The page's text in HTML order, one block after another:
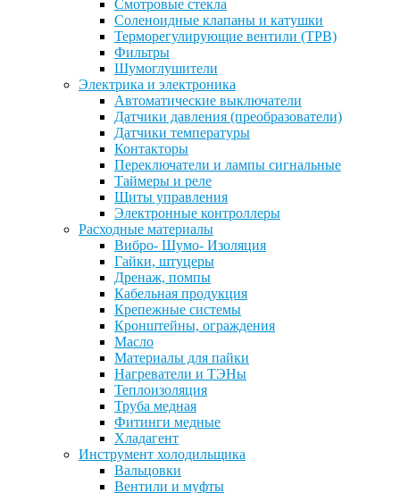
Смотровые стекла
Соленоидные клапаны и катушки
Терморегулирующие вентили (ТРВ)
Фильтры
Шумоглушители
Электрика и электроника
Автоматические выключатели
Датчики давления (преобразователи)
Датчики температуры
Контакторы
Переключатели и лампы сигнальные
Таймеры и реле
Щиты управления
Электронные контроллеры
Расходные материалы
Вибро- Шумо- Изоляция
Гайки, штуцеры
Дренаж, помпы
Кабельная продукция
Крепежные системы
Кронштейны, ограждения
Масло
Материалы для пайки
Нагреватели и ТЭНы
Теплоизоляция
Труба медная
Фитинги медные
Хладагент
Инструмент холодильщика
Вальцовки
Вентили и муфты